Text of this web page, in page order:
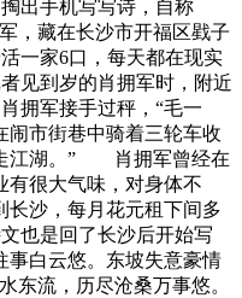
出手机写写诗，自称
，藏在长沙市开福区戥子
一家6口，每天都在现实
到岁的肖拥军时，附近
拥军接手过秤，“毛一
闹市街巷中骑着三轮车收
江湖。” 肖拥军曾经在
有很大气味，对身体不
长沙，每月花元租下间多
也是回了长沙后开始写
白云悠。东坡失意豪情
东流，历尽沧桑万事悠。